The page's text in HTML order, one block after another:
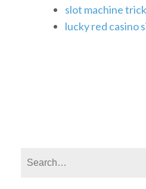
slot machine
lucky red casino